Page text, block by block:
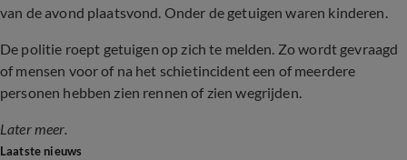
van de avond plaatsvond. Onder de getuigen waren kinderen.
De politie roept getuigen op zich te melden. Zo wordt gevraagd
of mensen voor of na het schietincident een of meerdere
personen hebben zien rennen of zien wegrijden.
Later meer.
Laatste nieuws